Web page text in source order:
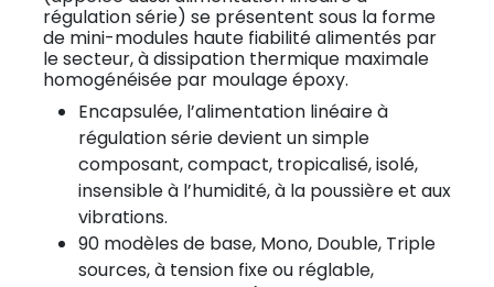
régulation série) se présentent sous la forme
de mini-modules haute fiabilité alimentés par
le secteur, à dissipation thermique maximale
homogénéisée par moulage époxy.
Encapsulée, l’alimentation linéaire à
régulation série devient un simple
composant, compact, tropicalisé, isolé,
insensible à l’humidité, à la poussière et aux
vibrations.
90 modèles de base, Mono, Double, Triple
sources, à tension fixe ou réglable,